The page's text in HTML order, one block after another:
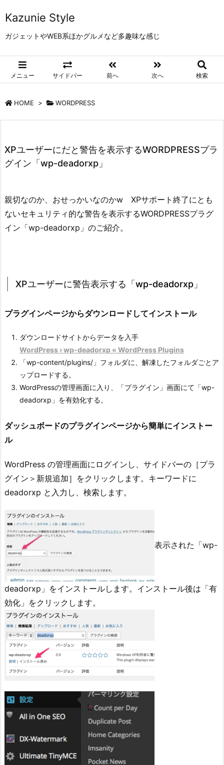
Kazunie Style
ガジェットやWEB系ほかグルメなど多趣味な感じ
メニュー サイドバー 前へ 次へ 検索
HOME > WORDPRESS
XPユーザーにだと警告を表示するWORDPRESSプラ
グイン「wp-deadorxp」
親切なのか、おせっかいなのかw XPサポート終了にとも
ないセキュリティ的な警告を表示するWORDPRESSプラグ
イン「wp-deadorxp」のご紹介。
XPユーザーに警告表示する「wp-deadorxp 」
プラグインページからダウンロードしてインストール
ダウンロードサイトからデータを入手
WordPress › wp-deadorxp « WordPress Plugins
「wp-content/plugins/」フォルダに、解凍したフォルダごとア
ップロードする。
WordPressの管理画面に入り、「プラグイン」画面にて「wp-
deadorxp」を有効化する。
ダッシュボードのプラグインページから簡単にインストー
ル
WordPress の管理画面にログインし、サイドバーの［プラ
グイン＞新規追加］をクリックします。キーワードに
deadorxp と入力し、検索します。
表示された「wp-
deadorxp」をインストールします。インストール後は「有
効化」をクリックします。